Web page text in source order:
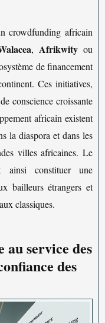
crowdfunding africain
, Afrikwityou
de financement
Ces initiatives,
conscience croissante
africain existent
la diaspora et dans les
villes africaines. Le
ainsi constituer une
bailleurs étrangers et
classiques.
service des
des